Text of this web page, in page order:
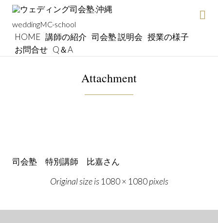
weddingMC-school
HOME 講師の紹介 司会塾 説明会 授業の様子
お問合せ Q＆A
Attachment
司会塾 特別講師 比嘉さん
Original size is 1080 × 1080pixels